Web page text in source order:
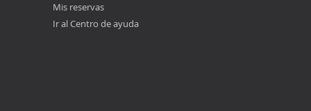
Mis reservas
Ir al Centro de ayuda